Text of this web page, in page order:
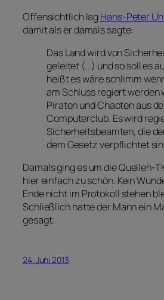
Offensichtlich lagHans-Peter
damit als er damals sagte:
Das Land wird von
geleitet (…) und so soll es
heißt es wäre schlimm
am Schluss regiert werden
Piraten und Chaoten aus
Computerclub. Es wird
Sicherheitsbeamten, die
dem Gesetz verpflichtet
Damals ging es um die Quellen-
hier einfach zu schön. Kein
Ende nicht im Protokoll stehen
Schließlich hatte der Mann ein
gesagt.
24. Juni 2013